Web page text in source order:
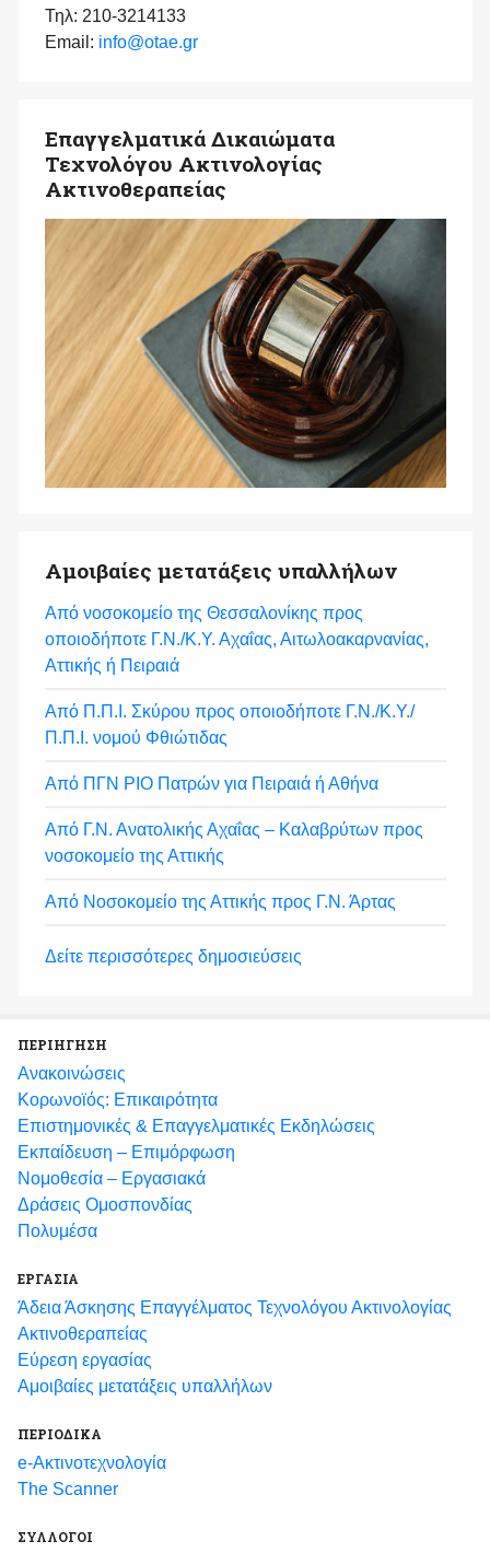
Τηλ: 210-3214133
Email: info@otae.gr
Επαγγελματικά Δικαιώματα
Τεχνολόγου Ακτινολογίας
Ακτινοθεραπείας
Αμοιβαίες μετατάξεις υπαλλήλων
Από νοσοκομείο της Θεσσαλονίκης προς
οποιοδήποτε Γ.Ν./Κ.Υ. Αχαΐας, Αιτωλοακαρνανίας,
Αττικής ή Πειραιά
Από Π.Π.Ι. Σκύρου προς οποιοδήποτε Γ.Ν./Κ.Υ./
Π.Π.Ι. νομού Φθιώτιδας
Από ΠΓΝ ΡΙΟ Πατρών για Πειραιά ή Αθήνα
Από Γ.Ν. Ανατολικής Αχαΐας – Καλαβρύτων προς
νοσοκομείο της Αττικής
Από Νοσοκομείο της Αττικής προς Γ.Ν. Άρτας
Δείτε περισσότερες δημοσιεύσεις
ΠΕΡΙΗΓΗΣΗ
Ανακοινώσεις
Κορωνοϊός: Επικαιρότητα
Eπιστημονικές & Επαγγελματικές Eκδηλώσεις
Εκπαίδευση – Επιμόρφωση
Νομοθεσία – Εργασιακά
Δράσεις Ομοσπονδίας
Πολυμέσα
ΕΡΓΑΣΙΑ
Άδεια Άσκησης Επαγγέλματος Τεχνολόγου Ακτινολογίας
Ακτινοθεραπείας
Εύρεση εργασίας
Αμοιβαίες μετατάξεις υπαλλήλων
ΠΕΡΙΟΔΙΚΑ
e-Ακτινοτεχνολογία
The Scanner
ΣΥΛΛΟΓΟΙ